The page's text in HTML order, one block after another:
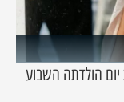
הולדתה השבוע